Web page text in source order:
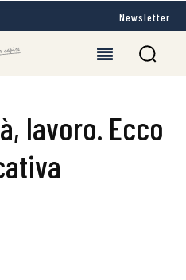
Newsletter
lavoro. Ecco